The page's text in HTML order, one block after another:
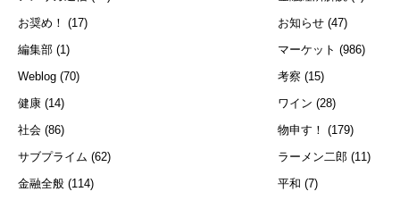
お奨め！ (17)
編集部 (1)
Weblog (70)
健康 (14)
社会 (86)
サブプライム (62)
金融全般 (114)
お知らせ (47)
マーケット (986)
考察 (15)
ワイン (28)
物申す！ (179)
ラーメン二郎 (11)
平和 (7)